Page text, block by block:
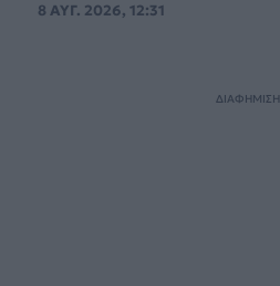
8 ΑΥΓ. 2026, 12:31
ΔΙΑΦΗΜΙΣΗ